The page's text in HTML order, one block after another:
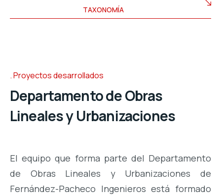
TAXONOMÍA
Proyectos desarrollados
Departamento de Obras
Lineales y Urbanizaciones
El equipo que forma parte del Departamento
de Obras Lineales y Urbanizaciones de
Fernández-Pacheco Ingenieros está formado